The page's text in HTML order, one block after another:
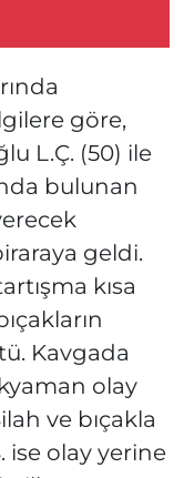
göre,
L.Ç. (50) ile
bulunan
geldi.
kısa
Kavgada
olay
ve bıçakla
ise olay yerine